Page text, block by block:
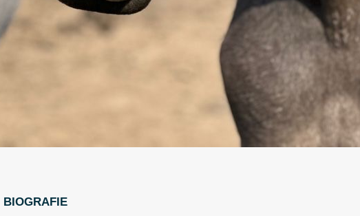
BIOGRAFIE